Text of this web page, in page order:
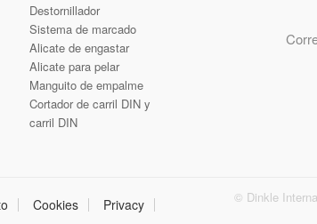
Destornillador
Sistema de marcado
Alicate de engastar
Alicate para pelar
Manguito de empalme
Cortador de carril DIN y
carril DIN
Cookies Privacy
© Dinkle